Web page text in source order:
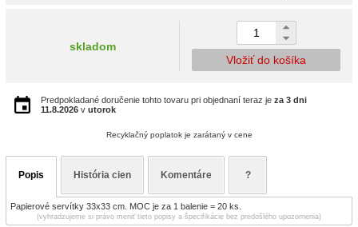
skladom
Vložiť do košíka
Predpokladané doručenie tohto tovaru pri objednaní teraz je za 3 dni
11.8.2026 v utorok
Recyklačný poplatok je zarátaný v cene
Popis História cien Komentáre ?
Papierové servítky 33x33 cm. MOC je za 1 balenie = 20 ks.
(vyhradzujeme si právo meniť tieto popisy a špecifikácie bez predošlého upozornenia)